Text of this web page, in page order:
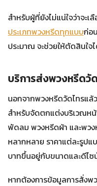
สำหรับผู้ที่ยังไม่แน่ใจว่าจะเ
ประเภทพวงหรีดทุกแบบก่อ
ประมาณ จะช่วยให้ตัดสินใจ
บริการส่งพวงหรีดวั
นอกจากพวงหรีดวัดไทรแล้
สำหรับจัดตกแต่งบริเวณหน้
พัดลม พวงหรีดผ้า และพว
หลากหลาย ราคาแต่ละรูป
บาทขึ้นอยู่กับขนาดและดีไซ
หากต้องการข้อมูลการสั่งพ